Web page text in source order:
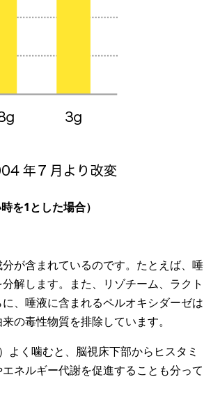
を1とした場合）
が含まれているのです。たとえば、唾
解します。また、リゾチーム、ラクト
、唾液に含まれるペルオキシダーゼは
の毒性物質を排除しています。
く噛むと、脳視床下部からヒスタミ
ネルギー代謝を促進することも分って